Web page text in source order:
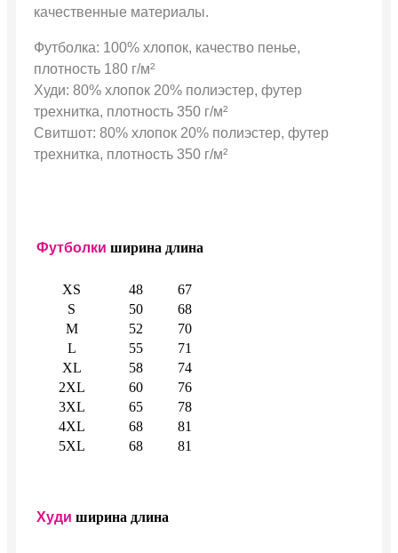
качественные материалы.
Футболка: 100% хлопок, качество пенье,
плотность 180 г/м²
Худи: 80% хлопок 20% полиэстер, футер
трехнитка, плотность 350 г/м²
Свитшот: 80% хлопок 20% полиэстер, футер
трехнитка, плотность 350 г/м²
Футболки ширина длина
XS 48
67
S
50
68
M
52
70
L
55
71
XL
58
74
2XL
60
76
3XL
65
78
4XL
68
81
5XL
68 81
Худи ширина длина